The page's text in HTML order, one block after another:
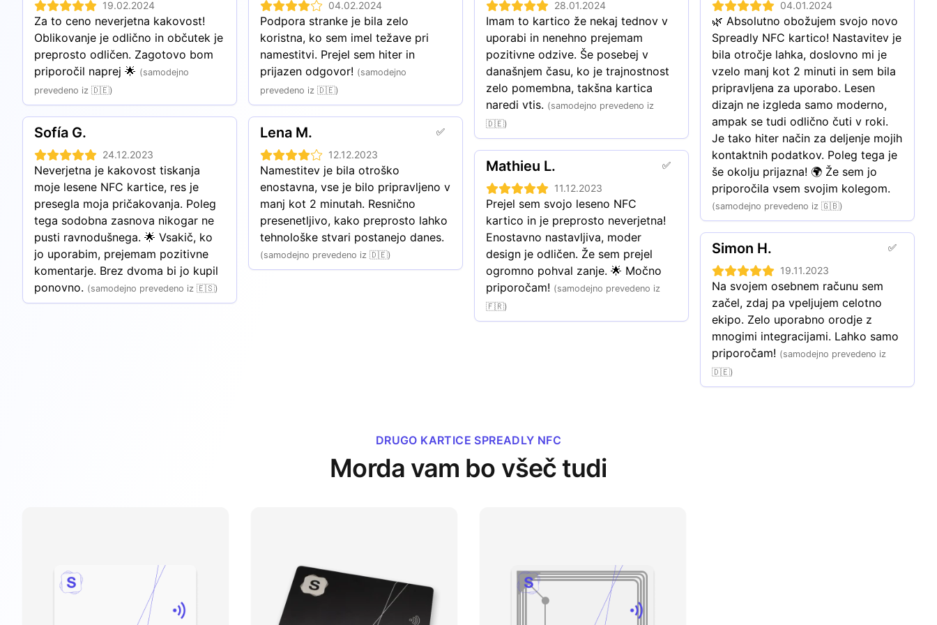
denarnici.
100 Spreadly Wooden NFC cards: 62,5% popust
250 Spreadly Wooden NFC cards: 69,9% popust
500 Spreadly Wooden NFC cards: 73,1% popust
1000 Spreadly Wooden NFC cards: 74,4% popust
19.02.2024
Za to ceno neverjetna kakovost!
Oblikovanje je odlično in občutek je
preprosto odličen. Zagotovo bom
priporočil naprej 🌟 (samodejno
prevedeno iz 🇩🇪)
Sofía G.
24.12.2023
Neverjetna je kakovost tiskanja
moje lesene NFC kartice, res je
presegla moja pričakovanja. Poleg
tega sodobna zasnova nikogar ne
pusti ravnodušnega. 🌟 Vsakič, ko
jo uporabim, prejemam pozitivne
komentarje. Brez dvoma bi jo kupil
ponovno. (samodejno prevedeno iz 🇪🇸)
04.02.2024
Podpora stranke je bila zelo
koristna, ko sem imel težave pri
namestitvi. Prejel sem hiter in
prijazen odgovor! (samodejno
prevedeno iz 🇩🇪)
✅
Lena M.
12.12.2023
Namestitev je bila otroško
enostavna, vse je bilo pripravljeno v
manj kot 2 minutah. Resnično
presenetljivo, kako preprosto lahko
tehnološke stvari postanejo danes.
(samodejno prevedeno iz 🇩🇪)
28.01.2024
Imam to kartico že nekaj tednov v
uporabi in nenehno prejemam
pozitivne odzive. Še posebej v
današnjem času, ko je trajnostnost
zelo pomembna, takšna kartica
naredi vtis. (samodejno prevedeno iz
🇩🇪)
✅
Mathieu L.
11.12.2023
Prejel sem svojo leseno NFC
kartico in je preprosto neverjetna!
Enostavno nastavljiva, moder
design je odličen. Že sem prejel
ogromno pohval zanje. 🌟 Močno
priporočam! (samodejno prevedeno iz
🇫🇷)
04.01.2024
🌿 Absolutno obožujem svojo novo
Spreadly NFC kartico! Nastavitev je
bila otročje lahka, doslovno mi je
vzelo manj kot 2 minuti in sem bila
pripravljena za uporabo. Lesen
dizajn ne izgleda samo moderno,
ampak se tudi odlično čuti v roki.
Je tako hiter način za deljenje mojih
kontaktnih podatkov. Poleg tega je
še okolju prijazna! 🌍 Že sem jo
priporočila vsem svojim kolegom.
(samodejno prevedeno iz 🇬🇧)
✅
Simon H.
19.11.2023
Na svojem osebnem računu sem
začel, zdaj pa vpeljujem celotno
ekipo. Zelo uporabno orodje z
mnogimi integracijami. Lahko samo
priporočam! (samodejno prevedeno iz
🇩🇪)
DRUGO KARTICE SPREADLY NFC
Morda vam bo všeč tudi